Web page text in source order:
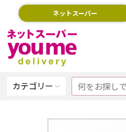
ネットスーパー
カテゴリー